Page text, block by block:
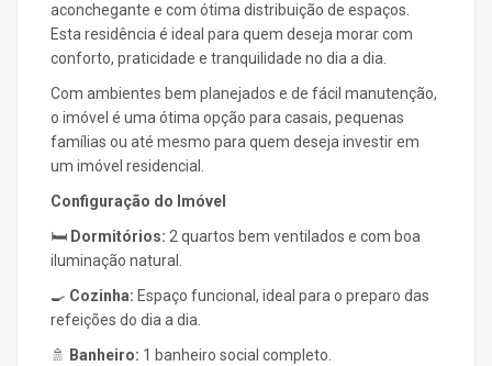
aconchegante e com ótima distribuição de espaços.
Esta residência é ideal para quem deseja morar com
conforto, praticidade e tranquilidade no dia a dia.
Com ambientes bem planejados e de fácil manutenção,
o imóvel é uma ótima opção para casais, pequenas
famílias ou até mesmo para quem deseja investir em
um imóvel residencial.
Configuração do Imóvel
🛏️ Dormitórios: 2 quartos bem ventilados e com boa
iluminação natural.
🍳 Cozinha: Espaço funcional, ideal para o preparo das
refeições do dia a dia.
🚿 Banheiro: 1 banheiro social completo.